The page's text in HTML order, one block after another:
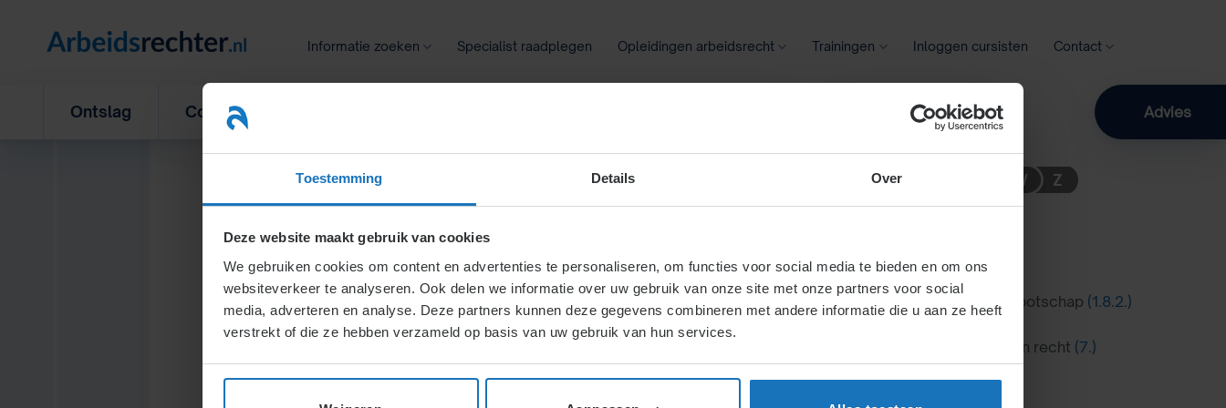
Toestemming Details Over
Deze website maakt gebruik van cookies
We gebruiken cookies om content en advertenties te personaliseren, om functies voor social media te bieden en om ons
websiteverkeer te analyseren. Ook delen we informatie over uw gebruik van onze site met onze partners voor social
media, adverteren en analyse. Deze partners kunnen deze gegevens combineren met andere informatie die u aan ze heeft
verstrekt of die ze hebben verzameld op basis van uw gebruik van hun services.
Informatie zoeken Specialist raadplegen Opleidingen arbeidsrecht Trainingen Inloggen cursisten Contact
Ontslag Concurrentiebeding Zoeken Advies
Trefwoorden N
Nabestaanden: Overlijden medewerker(3.6.2.) Erfgenamen van maat van maatschap (1.8.1.)of vennoot van vennootschap (1.8.2.)
Nachtdienst:
Arbeidstijden
(5.3.)
Afstand van recht (7.)
Vaststellingsovereenkomst(7.)